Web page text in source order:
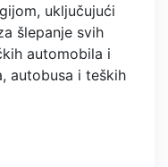
uključujući
šlepanje svih
automobila i
autobusa i teških